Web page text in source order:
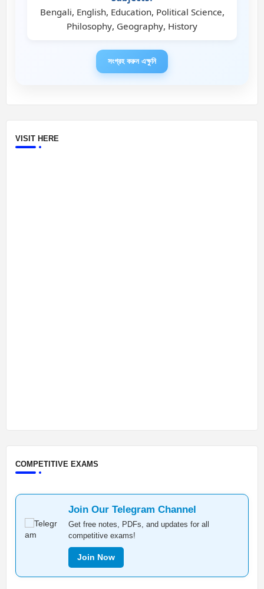
Bengali, English, Education, Political Science,
Philosophy, Geography, History
সংগ্রহ করুন এক্ষুনি
VISIT HERE
COMPETITIVE EXAMS
Join Our Telegram Channel
Get free notes, PDFs, and updates for all
competitive exams!
Join Now